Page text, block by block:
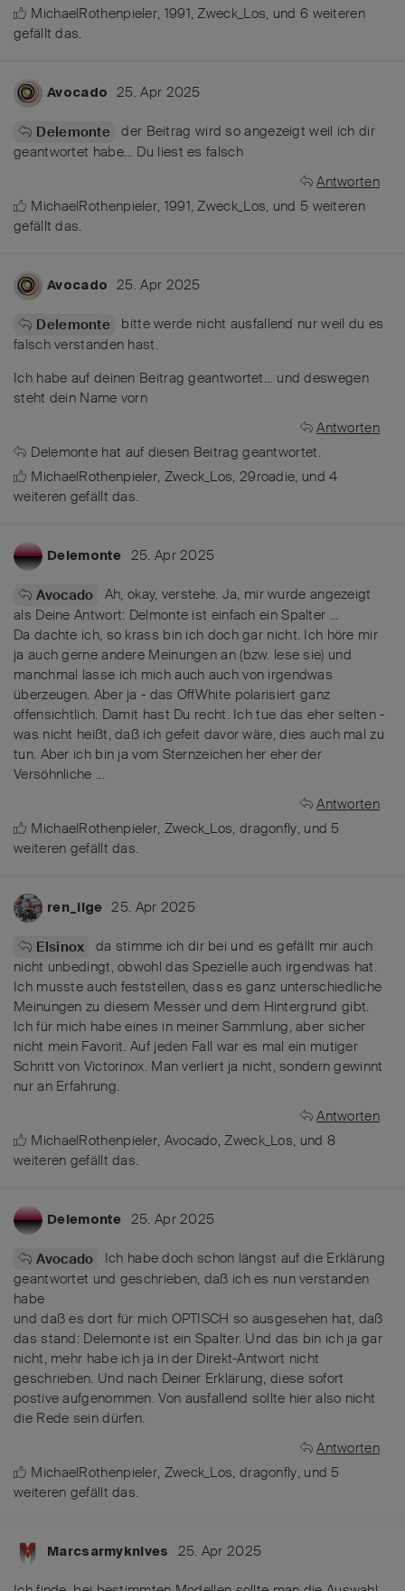
MichaelRothenpieler, 1991,Zweck_Los, und 6 weiteren
gefällt das.
Avocado 25. Apr 2025
Delemonte der Beitrag wird so angezeigt weil ich dir
geantwortet habe… Du liest es falsch
Antworten
MichaelRothenpieler, 1991,Zweck_Los, und 5 weiteren
gefällt das.
Avocado 25. Apr 2025
Delemonte
bitte werde nicht ausfallend nur weil du es
falsch verstanden hast.
Ich habe auf deinen Beitrag geantwortet… und deswegen
steht dein Name vorn
Antworten
Delemonte hat auf diesen Beitrag geantwortet.
MichaelRothenpieler, Zweck_Los, 29roadie, und4
weiteren gefällt das.
Delemonte 25. Apr 2025
Avocado
Ah, okay, verstehe. Ja, mir wurde angezeigt
als Deine Antwort: Delmonte ist einfach ein Spalter ...
Da dachte ich, so krass bin ich doch gar nicht. Ich höre mir
ja auch gerne andere Meinungen an (bzw. lese sie) und
manchmal lasse ich mich auch auch von irgendwas
überzeugen. Aber ja - das OffWhite polarisiert ganz
offensichtlich. Damit hast Du recht. Ich tue das eher selten -
was nicht heißt, daß ich gefeit davor wäre, dies auch mal zu
tun. Aber ich bin ja vom Sternzeichen her eher der
Versöhnliche ...
Antworten
MichaelRothenpieler, Zweck_Los, dragonfly, und 5
weiteren gefällt das.
ren_ilge 25. Apr 2025
Elsinox
da stimme ich dir bei und es gefällt mir auch
nicht unbedingt, obwohl das Spezielle auch irgendwas hat.
Ich musste auch feststellen, dass es ganz unterschiedliche
Meinungen zu diesem Messer und dem Hintergrund gibt.
Ich für mich habe eines in meiner Sammlung, aber sicher
nicht mein Favorit. Auf jeden Fall war es mal ein mutiger
Schritt von Victorinox. Man verliert ja nicht, sondern gewinnt
nur an Erfahrung.
Antworten
MichaelRothenpieler, Avocado,Zweck_Los, und 8
weiteren gefällt das.
Delemonte 25. Apr 2025
Avocado
Ich habe doch schon längst auf die Erklärung
geantwortet und geschrieben, daß ich es nun verstanden
habe
und daß es dort für mich OPTISCH so ausgesehen hat, daß
das stand: Delemonte ist ein Spalter. Und das bin ich ja gar
nicht, mehr habe ich ja in der Direkt-Antwort nicht
geschrieben. Und nach Deiner Erklärung, diese sofort
postive aufgenommen. Von ausfallend sollte hier also nicht
die Rede sein dürfen.
Antworten
MichaelRothenpieler, Zweck_Los, dragonfly, und 5
weiteren gefällt das.
Marcsarmyknives 25. Apr 2025